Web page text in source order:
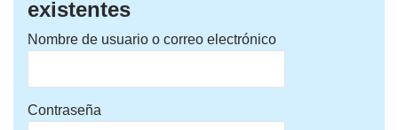
existentes
Nombre de usuario o correo electrónico
Contraseña